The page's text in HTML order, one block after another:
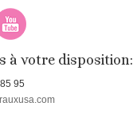
à votre disposition:
95